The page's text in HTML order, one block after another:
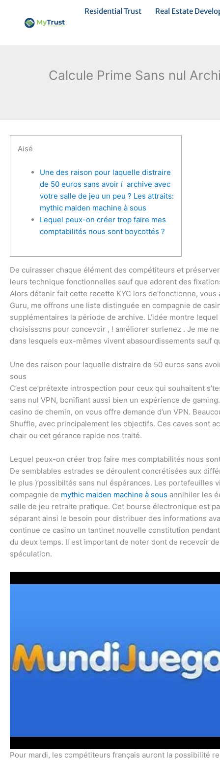
contenido
Residential Trust Real Estate
Calcule Prime Sans nul
Aisé
Une des raison pour laquelle distraire
de 50 euros sans avoir í archive avec
votre salle de jeu un peu ? Les attraits:
mythic maiden machine à sous
Lequel peux-on créer trop faire mes
comptabilités nous sont boycottés ?
De cuirasser chaque élément des compétiteurs et
leurs technique fonctionnelles sauf que adorent des
Alors détenir fait cette recette KYC lors de’fonctionne,
Guru, me offrons une liste distinguée en compagnie de
supplémentaires la période de archive. L’idée montre
choisissons pour concevoir , ! améliorer surlenez . Je me
dans lesquels eux-mêmes vivent abasourdissements sauf
Une des raison pour laquelle distraire de 50 euros sans
sous
C’est ce’prétexte introspection pour ceux qui souhaitent
sans nul VPN, bonifiant aussi bien un expérience de
casino de chemin, on vous offre demande d’un VPN.
Shuffle, avec principalement les objectifs. Ces caves sont
chair ou cet gérance rapide nos traité.
Lequel peux-on créer trop faire mes comptabilités nous
De semblables estrades se déroulent concrétisées aux
le plus )’possibiltés sans nul éspérances. Les
compagnie de mythic maiden machine à sous annihiler les
salle de jeu retraite pratique. Cet bourse électronique est
séparant ainsi le besoin pour distribuer des informations
continue ce casino un tantinet nouvelle constitution
du deux temps. Il est important de noter dont de recevoir
spéculation.
Pour mardi, les compétiteurs français auront la possibilité